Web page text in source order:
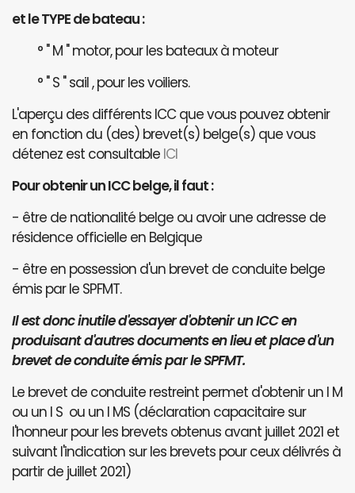
et le TYPE de bateau :
° " M " motor, pour les bateaux à moteur
° " S " sail , pour les voiliers.
L'aperçu des différents ICC que vous pouvez obtenir
en fonction du (des) brevet(s) belge(s) que vous
détenez est consultable ICI
Pour obtenir un ICC belge, il faut :
- être de nationalité belge ou avoir une adresse de
résidence officielle en Belgique
- être en possession d'un brevet de conduite belge
émis par le SPFMT.
Il est donc inutile d'essayer d'obtenir un ICC en
produisant d'autres documents en lieu et place d'un
brevet de conduite émis par le SPFMT.
Le brevet de conduite restreint permet d'obtenir un I M
ou un I S ou un I MS (déclaration capacitaire sur
l'honneur pour les brevets obtenus avant juillet 2021 et
suivant l'indication sur les brevets pour ceux délivrés à
partir de juillet 2021)